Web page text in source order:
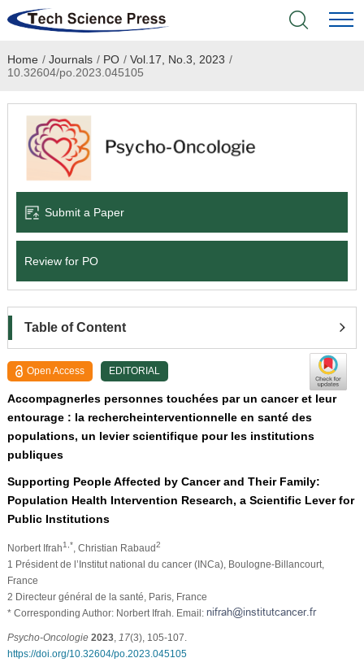
Home
Academic Journals
Books & Monographs
Language Service
Home / Journals / PO / Vol.17, No.3, 2023 /
10.32604/po.2023.045105
Submit a Paper
Review for PO
Table of Content
Open Access EDITORIAL
Accompagnerles personnes touchées par un cancer et leur
entourage : la rechercheinterventionnelle en santé des
populations, un levier scientifique pour les institutions
publiques
Supporting People Affected by Cancer and Their Family:
Population Health Intervention Research, a Scientific Lever for
Public Institutions
Norbert Ifrah1,* , Christian Rabaud2
1 Président de l’Institut national du cancer (INCa), Boulogne-Billancourt,
France
2 Directeur général de la santé, Paris, France
* Corresponding Author: Norbert Ifrah. Email:
Psycho-Oncologie 2023, 17(3), 105-107.
https://doi.org/10.32604/po.2023.045105